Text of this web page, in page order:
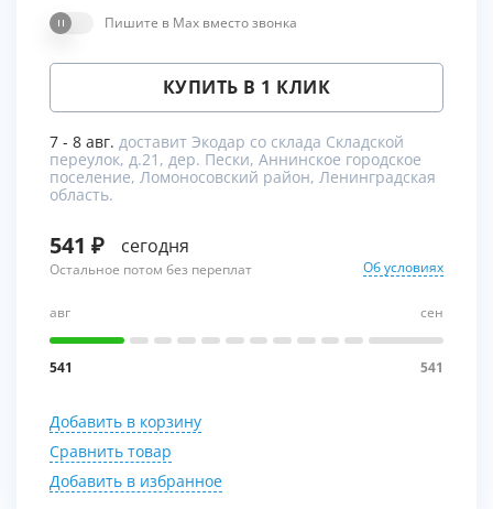
Пишите в Max вместо звонка
КУПИТЬ В 1 КЛИК
7 - 8 авг. доставит Экодар со склада Складской
переулок, д.21, дер. Пески, Аннинское городское
поселение, Ломоносовский район, Ленинградская
область.
541 сегодня
Остальное потом без переплат Об условиях
авг
541
сен
541
Добавить в корзину
Сравнить товар
Добавить в избранное